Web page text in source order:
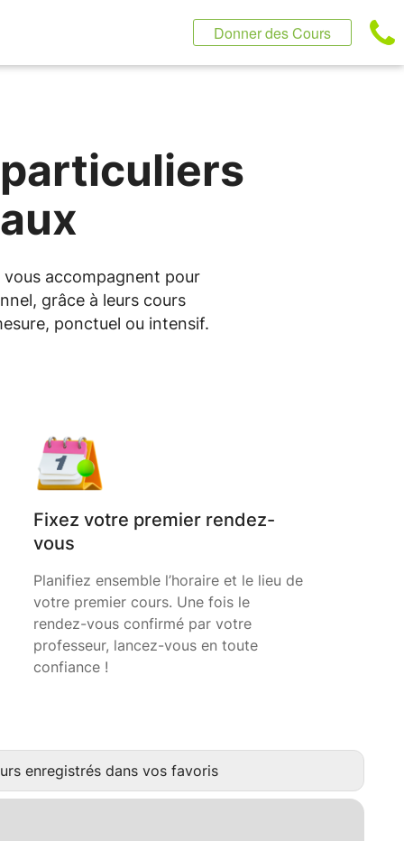
Donner des Cours
accompagnent pour
grâce à leurs cours
ponctuel ou intensif.
Fixez votre premier rendez-
vous
Planifiez ensemble l’horaire et le lieu de
votre premier cours. Une fois le
rendez-vous confirmé par votre
professeur, lancez-vous en toute
confiance !
enregistrés dans vos favoris